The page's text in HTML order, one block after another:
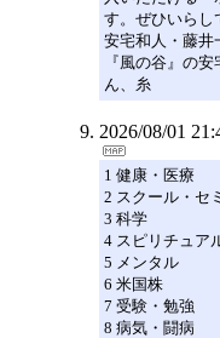
す。ぜひいらし
安宅和人・藤井
『風の谷』の
ん、糸
2026/08/01
1 健康・医療
2 スクール・セ
3 科学
4 スピリチュア
5 メンタル
6 米国株
7 受験・勉強
8 病気・闘病